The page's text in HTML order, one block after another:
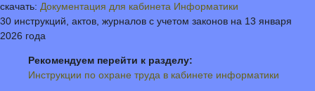
скачать: Документация для кабинета Информатики
30 инструкций, актов, журналов с учетом законов на 13 января
2026 года
Рекомендуем перейти к разделу:
Инструкции по охране труда в кабинете информатики